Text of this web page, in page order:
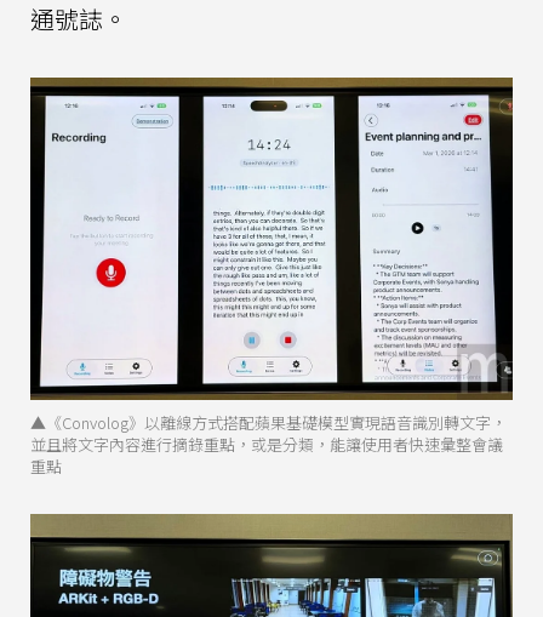
通號誌。
▲《Convolog》以離線方式搭配蘋果基礎模型實現語音識別轉文字，
並且將文字內容進行摘錄重點，或是分類，能讓使用者快速彙整會議
重點